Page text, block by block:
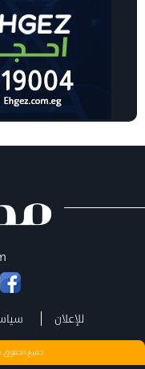
للإعلان
جميع الحقوق